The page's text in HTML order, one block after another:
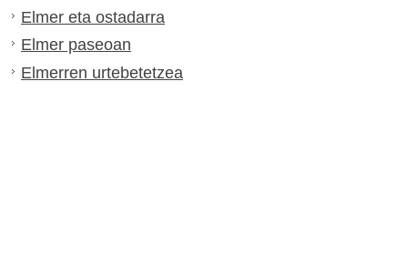
Elmer eta ostadarra
Elmer paseoan
Elmerren urtebetetzea